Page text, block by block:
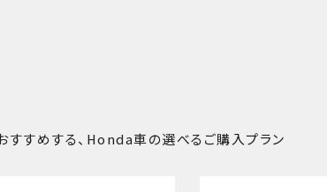
すめする、 Honda車の選べるご購入プラン